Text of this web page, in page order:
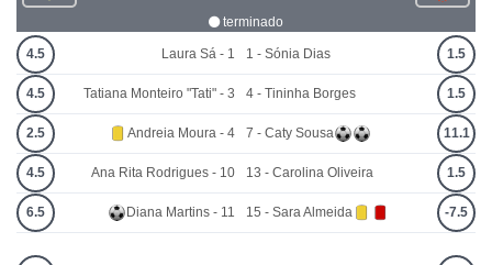
terminado
4.5 Laura Sá - 1
4.5 Tatiana Monteiro "Tati" - 3
2.5 Andreia Moura - 4
4.5 Ana Rita Rodrigues - 10
6.5 Diana Martins - 11
1 - Sónia Dias 1.5
4 - Tininha Borges 1.5
7 - Caty Sousa 11.1
13 - Carolina Oliveira 1.5
15 - Sara Almeida -7.5